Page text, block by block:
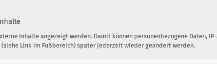
Inhalte angezeigt werden. Damit können personenbezogene
Link im Fußbereich) später jederzeit wieder geändert werden.